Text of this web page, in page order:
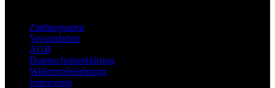
Zahlungsarten
Versandarten
AGB
Datenschutzerklärung
Widerrufsbelehrung
Impressum